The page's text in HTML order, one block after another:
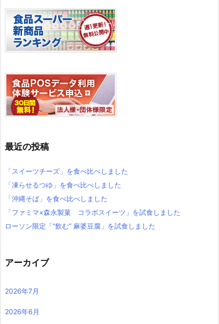
最近の投稿
「スイーツチーズ」を食べ比べしました
「凍らせるつゆ」を食べ比べしました
「沖縄そば」を食べ比べしました
「ファミマ×森永製菓 コラボスイーツ」を試食しました
ローソン限定「”飲む” 麻婆豆腐」を試食しました
アーカイブ
2026年7月
2026年6月